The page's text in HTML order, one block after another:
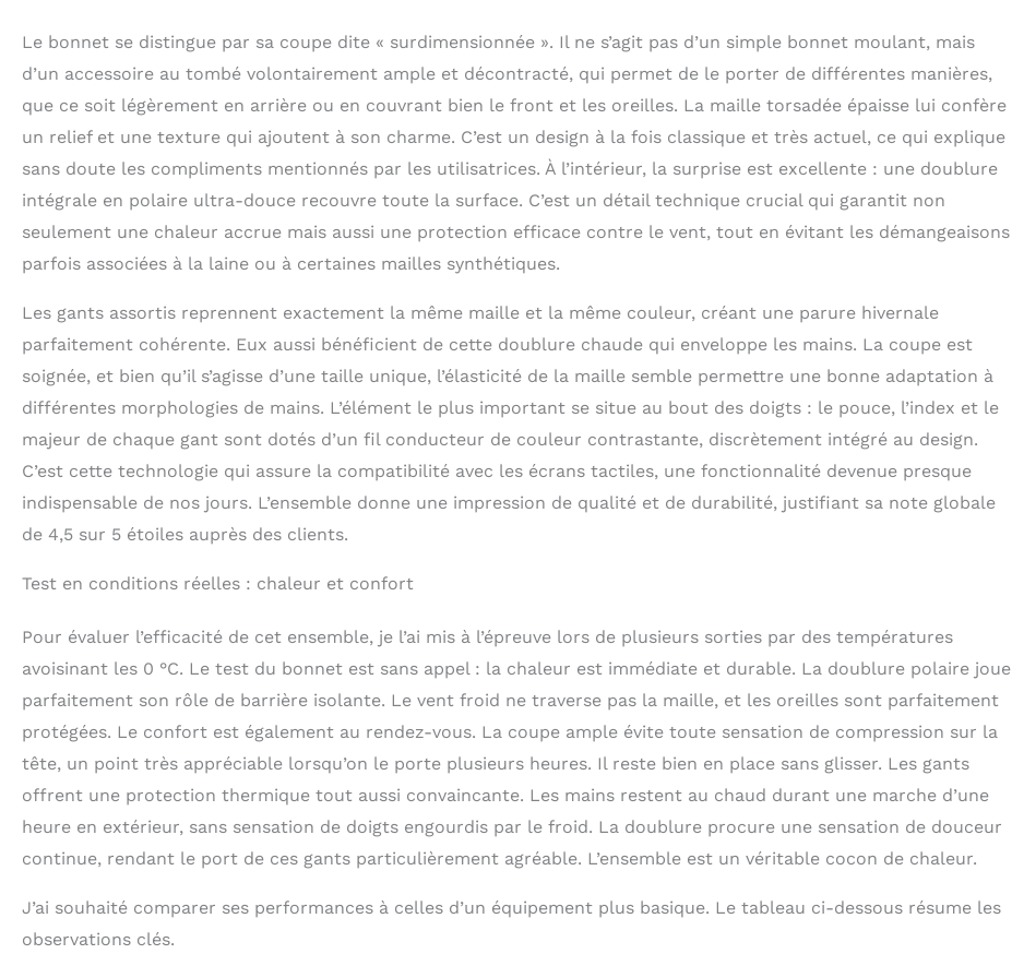
pour vous
Le bonnet se distingue par sa coupe dite « surdimensionnée ». Il ne s’agit pas d’un simple bonnet moulant, mais
d’un accessoire au tombé volontairement ample et décontracté, qui permet de le porter de différentes manières,
que ce soit légèrement en arrière ou en couvrant bien le front et les oreilles. La maille torsadée épaisse lui confère
un relief et une texture qui ajoutent à son charme. C’est un design à la fois classique et très actuel, ce qui explique
sans doute les compliments mentionnés par les utilisatrices. À l’intérieur, la surprise est excellente : une doublure
intégrale en polaire ultra-douce recouvre toute la surface. C’est un détail technique crucial qui garantit non
seulement une chaleur accrue mais aussi une protection efficace contre le vent, tout en évitant les démangeaisons
parfois associées à la laine ou à certaines mailles synthétiques.
Les gants assortis reprennent exactement la même maille et la même couleur, créant une parure hivernale
parfaitement cohérente. Eux aussi bénéficient de cette doublure chaude qui enveloppe les mains. La coupe est
soignée, et bien qu’il s’agisse d’une taille unique, l’élasticité de la maille semble permettre une bonne adaptation à
différentes morphologies de mains. L’élément le plus important se situe au bout des doigts : le pouce, l’index et le
majeur de chaque gant sont dotés d’un fil conducteur de couleur contrastante, discrètement intégré au design.
C’est cette technologie qui assure la compatibilité avec les écrans tactiles, une fonctionnalité devenue presque
indispensable de nos jours. L’ensemble donne une impression de qualité et de durabilité, justifiant sa note globale
de 4,5 sur 5 étoiles auprès des clients.
Test en conditions réelles : chaleur et confort
Pour évaluer l’efficacité de cet ensemble, je l’ai mis à l’épreuve lors de plusieurs sorties par des températures
avoisinant les 0 °C. Le test du bonnet est sans appel : la chaleur est immédiate et durable. La doublure polaire joue
parfaitement son rôle de barrière isolante. Le vent froid ne traverse pas la maille, et les oreilles sont parfaitement
protégées. Le confort est également au rendez-vous. La coupe ample évite toute sensation de compression sur la
tête, un point très appréciable lorsqu’on le porte plusieurs heures. Il reste bien en place sans glisser. Les gants
offrent une protection thermique tout aussi convaincante. Les mains restent au chaud durant une marche d’une
heure en extérieur, sans sensation de doigts engourdis par le froid. La doublure procure une sensation de douceur
continue, rendant le port de ces gants particulièrement agréable. L’ensemble est un véritable cocon de chaleur.
J’ai souhaité comparer ses performances à celles d’un équipement plus basique. Le tableau ci-dessous résume les
observations clés.